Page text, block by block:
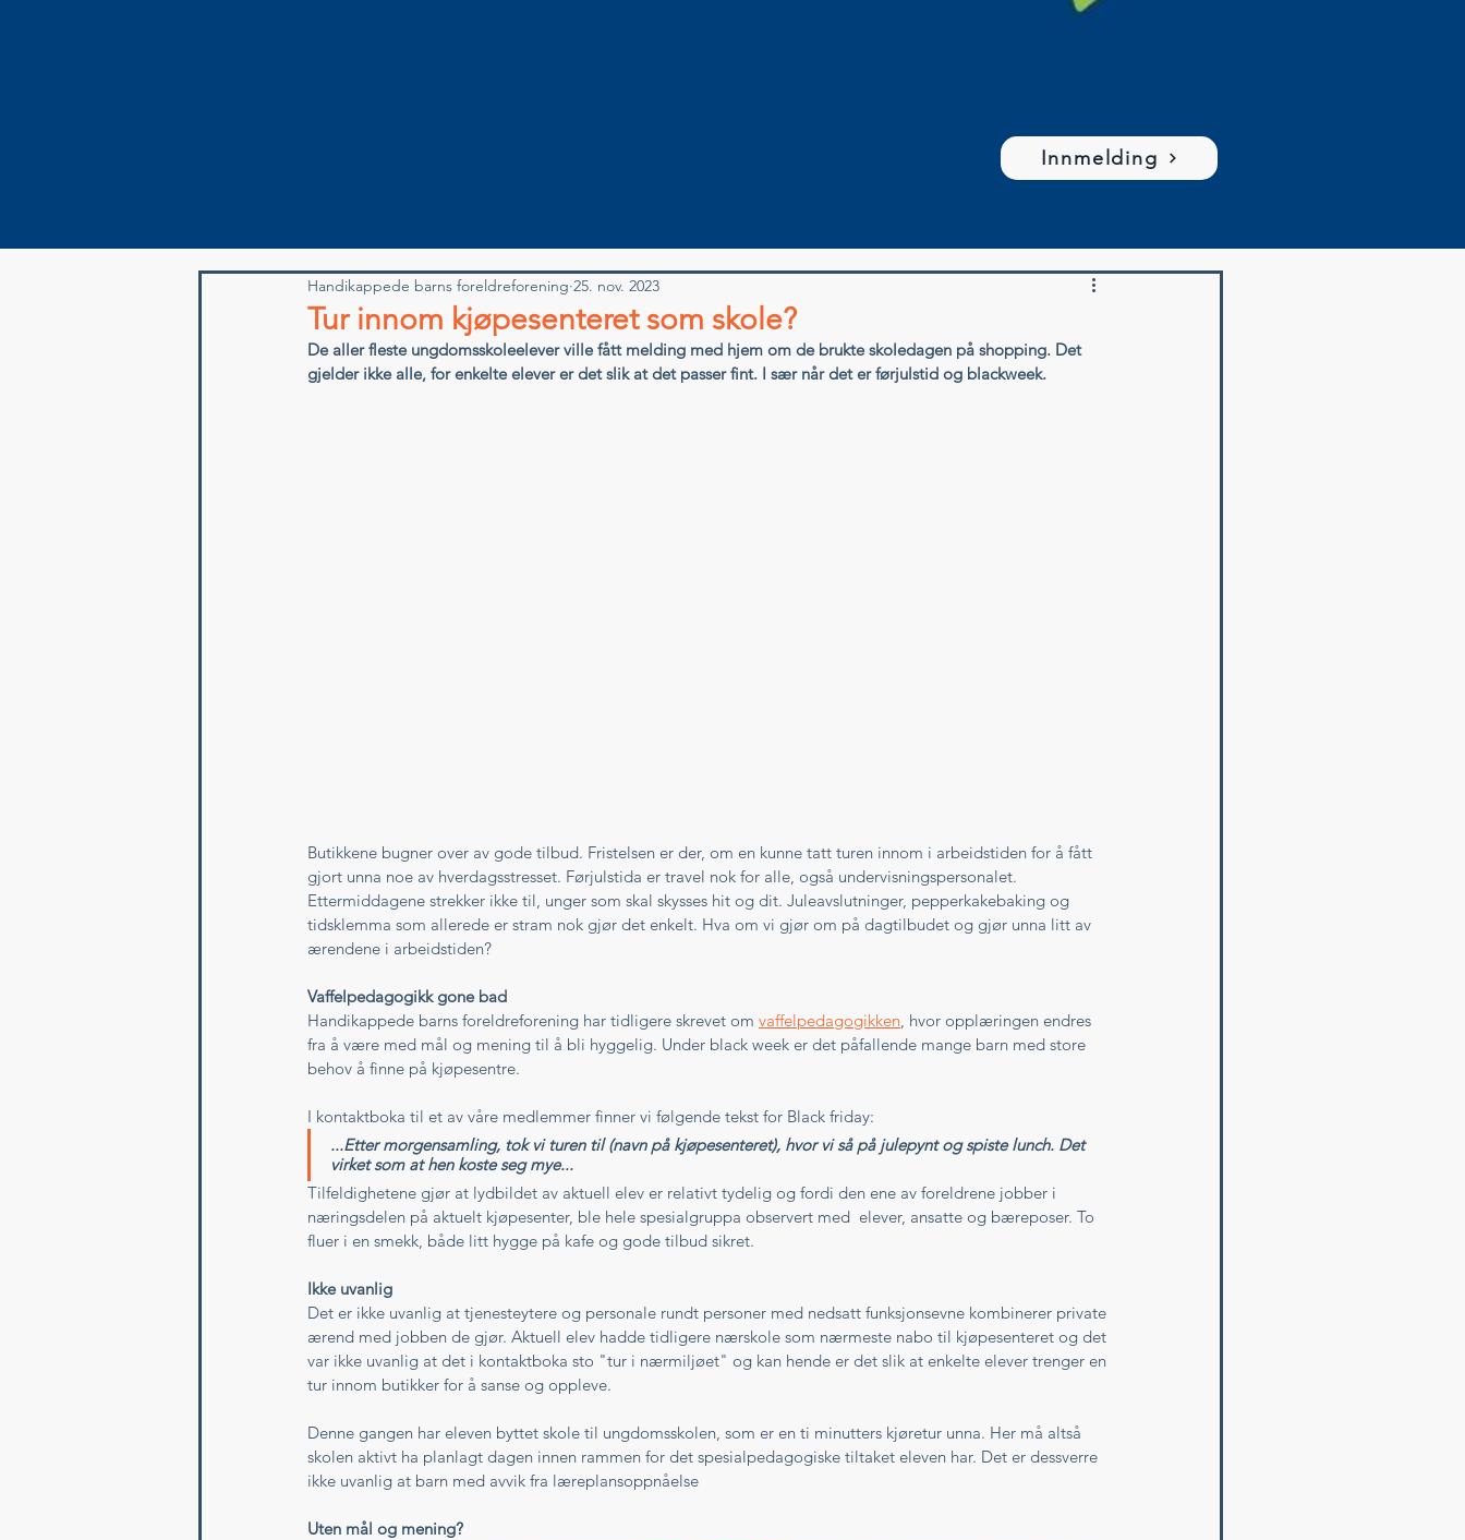
Innmelding
Tur innom kjøpesenteret som skole?
Handikappede barns foreldreforening 25. nov. 2023
De aller fleste ungdomsskoleelever ville fått melding med hjem om de brukte skoledagen på shopping. Det
gjelder ikke alle, for enkelte elever er det slik at det passer fint. I sær når det er førjulstid og blackweek.
Butikkene bugner over av gode tilbud. Fristelsen er der, om en kunne tatt turen innom i arbeidstiden for å fått
gjort unna noe av hverdagsstresset. Førjulstida er travel nok for alle, også undervisningspersonalet.
Ettermiddagene strekker ikke til, unger som skal skysses hit og dit. Juleavslutninger, pepperkakebaking og
tidsklemma som allerede er stram nok gjør det enkelt. Hva om vi gjør om på dagtilbudet og gjør unna litt av
ærendene i arbeidstiden?
Vaffelpedagogikk gone bad
Handikappede barns foreldreforening har tidligere skrevet om vaffelpedagogikken , hvor opplæringen endres
fra å være med mål og mening til å bli hyggelig. Under black week er det påfallende mange barn med store
behov å finne på kjøpesentre.
I kontaktboka til et av våre medlemmer finner vi følgende tekst for Black friday:
...Etter morgensamling, tok vi turen til (navn på kjøpesenteret), hvor vi så på julepynt og spiste lunch. Det
virket som at hen koste seg mye...
Tilfeldighetene gjør at lydbildet av aktuell elev er relativt tydelig og fordi den ene av foreldrene jobber i
næringsdelen på aktuelt kjøpesenter, ble hele spesialgruppa observert med  elever, ansatte og bæreposer. To
fluer i en smekk, både litt hygge på kafe og gode tilbud sikret.
Ikke uvanlig
Det er ikke uvanlig at tjenesteytere og personale rundt personer med nedsatt funksjonsevne kombinerer private
ærend med jobben de gjør. Aktuell elev hadde tidligere nærskole som nærmeste nabo til kjøpesenteret og det
var ikke uvanlig at det i kontaktboka sto "tur i nærmiljøet" og kan hende er det slik at enkelte elever trenger en
tur innom butikker for å sanse og oppleve.
Denne gangen har eleven byttet skole til ungdomsskolen, som er en ti minutters kjøretur unna. Her må altså
skolen aktivt ha planlagt dagen innen rammen for det spesialpedagogiske tiltaket eleven har. Det er dessverre
ikke uvanlig at barn med avvik fra læreplansoppnåelse
Uten mål og mening?